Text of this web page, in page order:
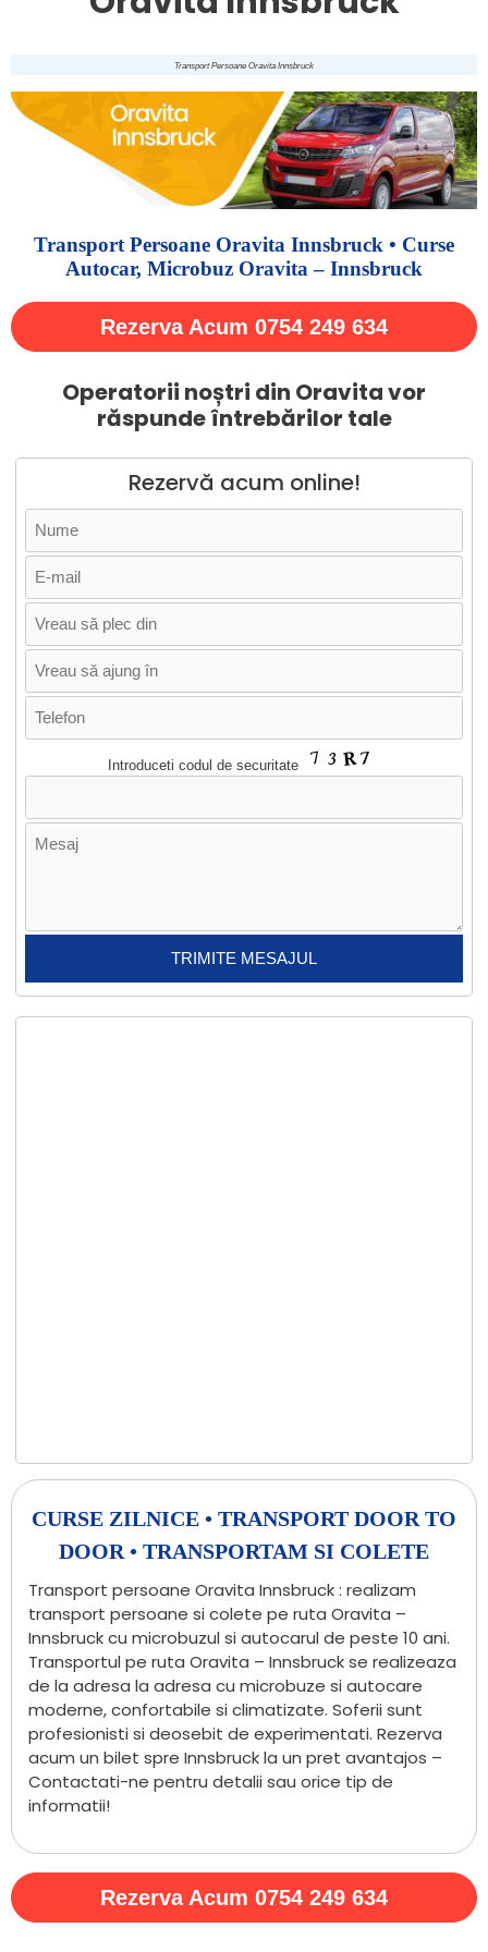
Transport Persoane Oravita Innsbruck
Transport Persoane Oravita Innsbruck • Curse
Autocar, Microbuz Oravita – Innsbruck
Rezerva Acum 0754 249 634
Operatorii noștri din Oravita vor
răspunde întrebărilor tale
Rezervă acum online!
Introduceti codul de securitate
CURSE ZILNICE • TRANSPORT DOOR TO
DOOR • TRANSPORTAM SI COLETE
Transport persoane Oravita Innsbruck : realizam
transport persoane si colete pe ruta Oravita –
Innsbruck cu microbuzul si autocarul de peste 10 ani.
Transportul pe ruta Oravita – Innsbruck se realizeaza
de la adresa la adresa cu microbuze si autocare
moderne, confortabile si climatizate. Soferii sunt
profesionisti si deosebit de experimentati. Rezerva
acum un bilet spre Innsbruck la un pret avantajos –
Contactati-ne pentru detalii sau orice tip de
informatii!
Rezerva Acum 0754 249 634